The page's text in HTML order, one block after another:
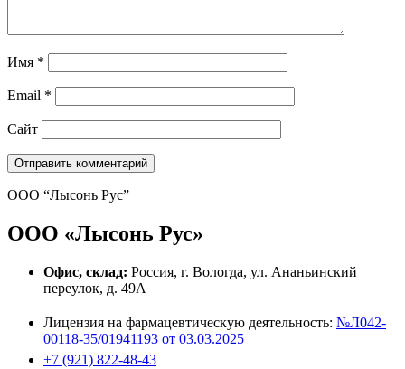
Имя *
Email *
Сайт
ООО “Лысонь Рус”
ООО «Лысонь Рус»
Офис, склад: Россия, г. Вологда, ул. Ананьинский
переулок, д. 49А
Лицензия на фармацевтическую деятельность: №Л042-
00118-35/01941193 от 03.03.2025
+7 (921) 822-48-43